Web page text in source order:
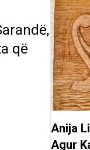
që
Anija
Agur